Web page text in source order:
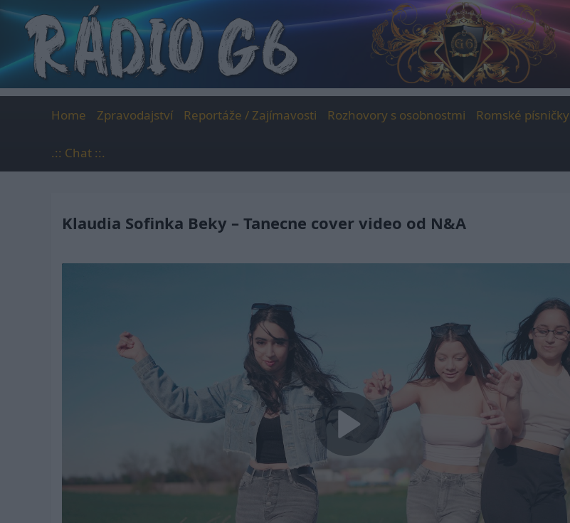
content
Home Zpravodajství Reportáže / Zajímavosti Rozhovory s osobnostmi Romské písničky
.:: Chat ::.
Klaudia Sofinka Beky – Tanecne cover video od N&A
Play
Video